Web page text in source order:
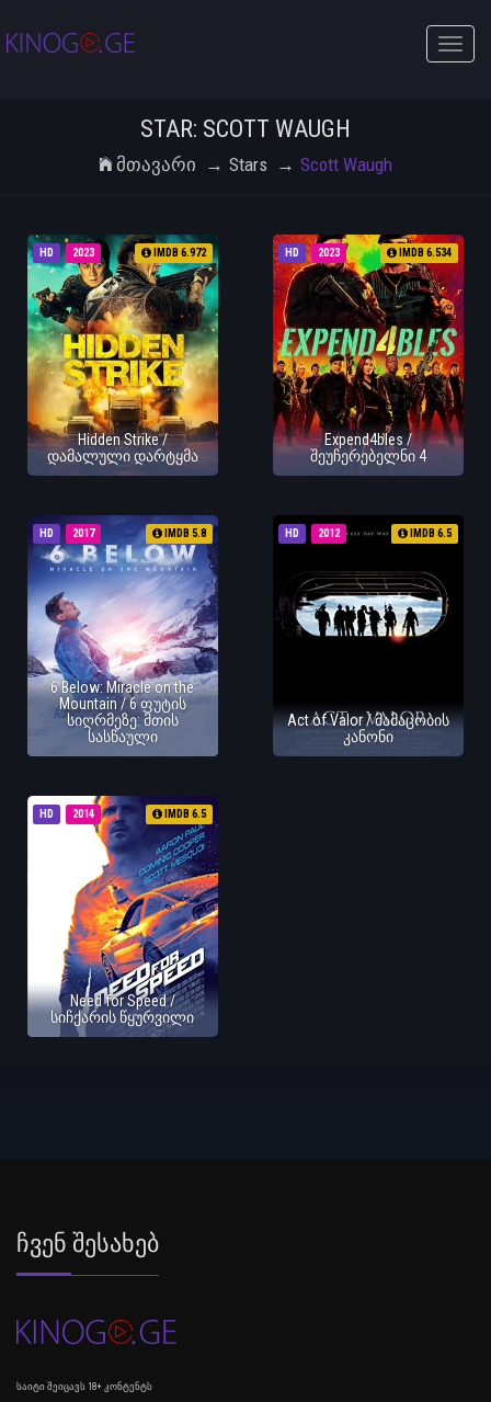
Toggle
STAR: SCOTT WAUGH
Მთავარი Stars Scott Waugh
HD 2023 IMDB 6.972
Hidden Strike /
დამალული დარტყმა
HD 2023 IMDB 6.534
Expend4bles /
შეუჩერებელნი 4
HD 2017 IMDB 5.8
6 Below: Miracle on the
Mountain / 6 ფუტის
სიღრმეზე: მთის
სასწაული
HD 2012 IMDB 6.5
Act of Valor / მამაცობის
კანონი
HD 2014 IMDB 6.5
Need for Speed /
სიჩქარის წყურვილი
Ჩვენ Შესახებ
საიტი შეიცავს 18+ კონტენტს